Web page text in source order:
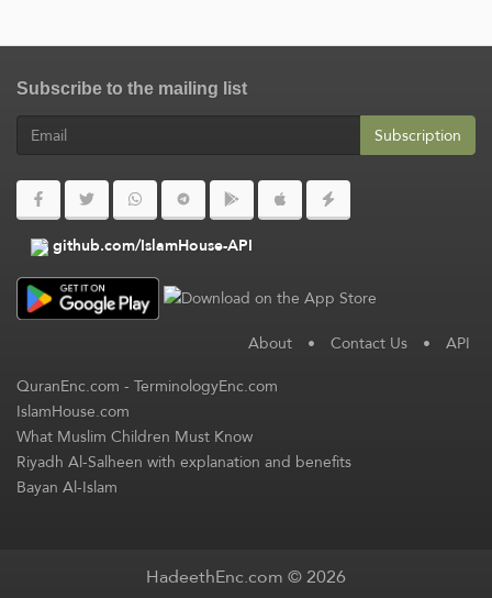
Subscribe to the mailing list
Subscription
github.com/IslamHouse-API
About • Contact Us • API
QuranEnc.com-TerminologyEnc.com
IslamHouse.com
What Muslim Children Must Know
Riyadh Al-Salheen with explanation and benefits
Bayan Al-Islam
HadeethEnc.com © 2026